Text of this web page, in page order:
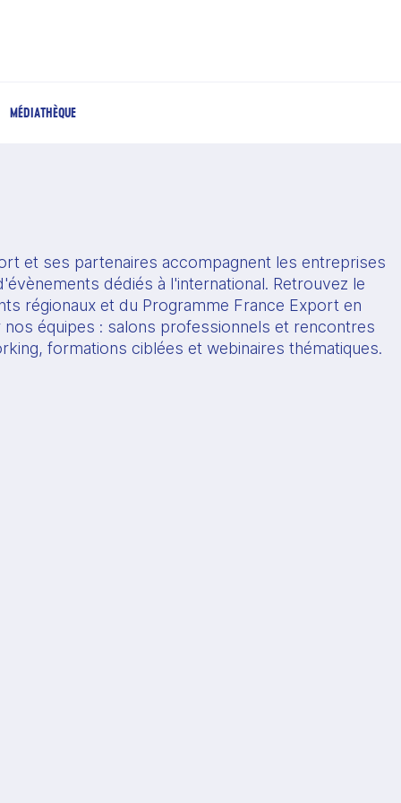
MÉDIATHÈQUE
et ses partenaires accompagnent les entreprises
dédiés à l'international. Retrouvez le
régionaux et du Programme France Export en
équipes : salons professionnels et rencontres
formations ciblées et webinaires thématiques.